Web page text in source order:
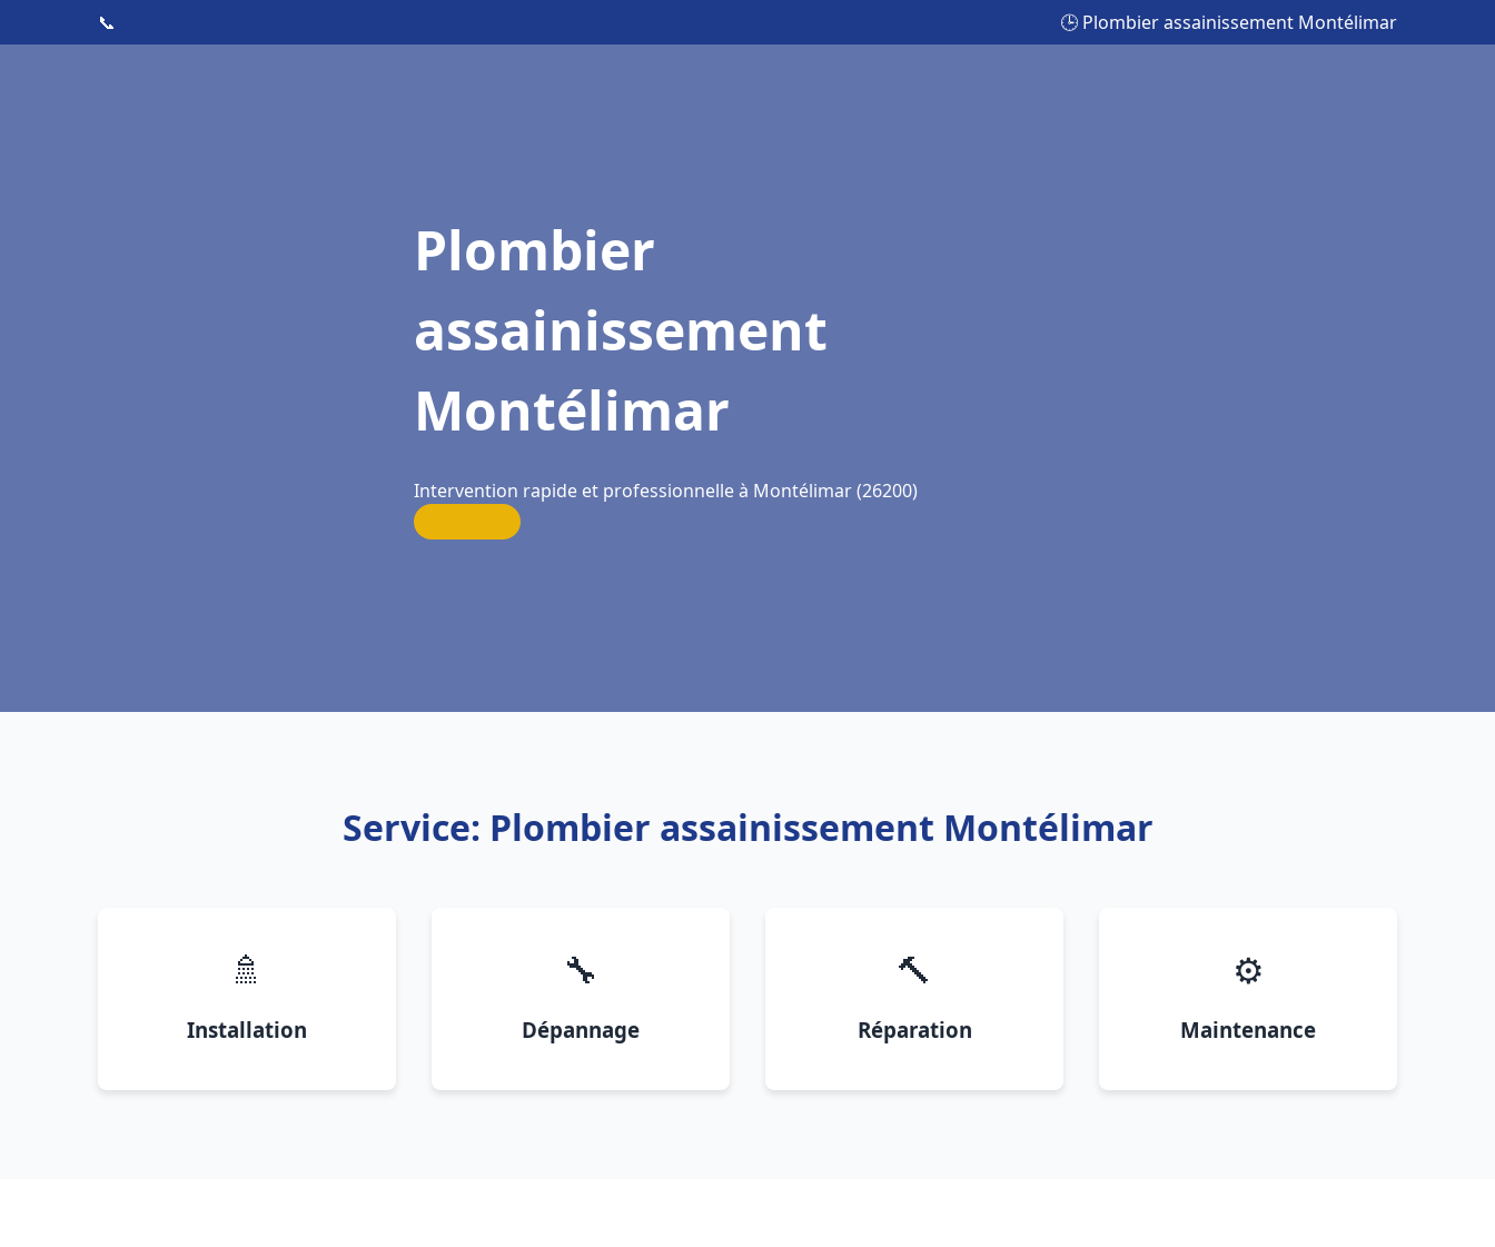
📞 🕒 Plombier assainissement Montélimar
Plombier
assainissement
Montélimar
Intervention rapide et professionnelle à Montélimar (26200)
Service: Plombier assainissement Montélimar
🚿
Installation
🔧
Dépannage
🔨
Réparation
⚙️
Maintenance